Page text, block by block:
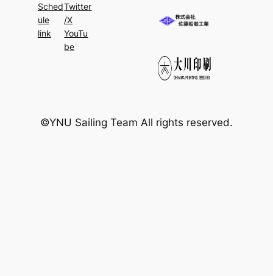
Sched
ule
link
Twitter
/X
YouTu
be
©YNU Sailing Team All rights reserved.